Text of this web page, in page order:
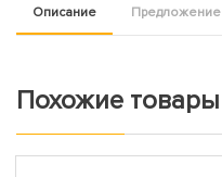
Описание Предложение
Похожие товары